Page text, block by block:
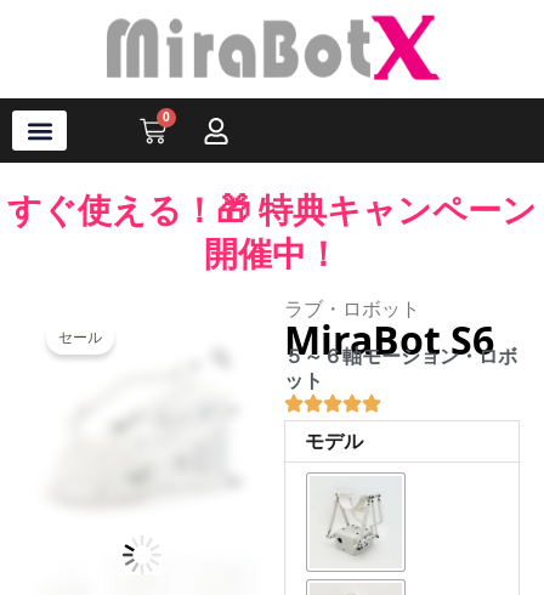
ス
ッ
0
Cart
すぐ使える！🎁 特典キャンペーン
開催中！
セール Zoom
ラブ・ロボット
MiraBot S6
５～６軸モーション・ロボ
ット
モデル
MiraBot
S6